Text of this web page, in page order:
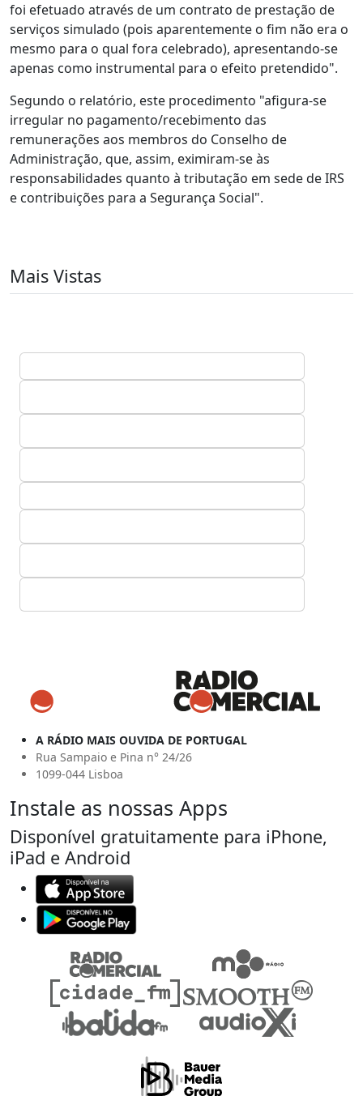
foi efetuado através de um contrato de prestação de
serviços simulado (pois aparentemente o fim não era o
mesmo para o qual fora celebrado), apresentando-se
apenas como instrumental para o efeito pretendido".
Segundo o relatório, este procedimento "afigura-se
irregular no pagamento/recebimento das
remunerações aos membros do Conselho de
Administração, que, assim, eximiram-se às
responsabilidades quanto à tributação em sede de IRS
e contribuições para a Segurança Social".
Mais Vistas
A RÁDIO MAIS OUVIDA DE PORTUGAL
Rua Sampaio e Pina n° 24/26
1099-044 Lisboa
Instale as nossas Apps
Disponível gratuitamente para iPhone,
iPad e Android